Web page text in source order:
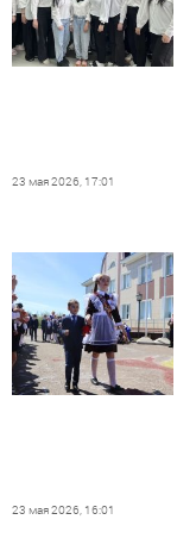
23 мая 2026, 17:01
23 мая 2026, 16:01